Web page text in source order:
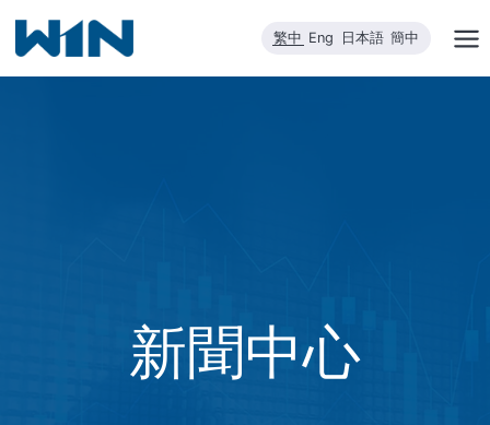
內
繁中 Eng 日本語 簡中
新聞中心